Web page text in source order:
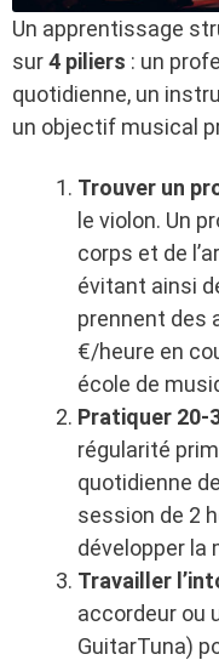
Un apprentissage
sur4 piliers : un
quotidienne, un
un objectif musical
Trouver un
le violon. Un
corps et de
évitant ainsi
prennent des
€/heure en
école de
Pratiquer 20-
régularité
quotidienne
session de 2
développer la
Travailler
accordeur ou
GuitarTuna)